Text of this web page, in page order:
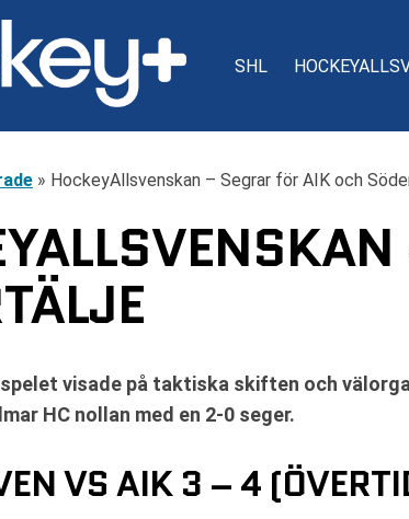
SHL
» HockeyAllsvenskan – Segrar för AIK och
visade på taktiska skiften och
HC nollan med en 2-0 seger.
VS AIK 3 – 4